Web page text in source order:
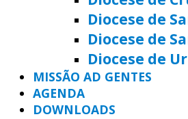
Diocese de
Diocese de
Diocese de
MISSÃO AD GENTES
AGENDA
DOWNLOADS